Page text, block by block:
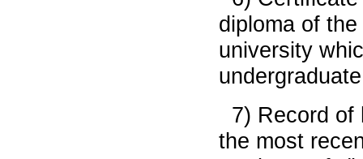
diploma of
university
7) Record of
the most